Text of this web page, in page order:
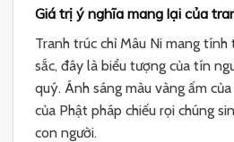
Giá trị ý nghĩa mang lại của
Tranh trúc chỉ Mâu Ni mang
sắc, đây là biểu tượng của tín
quý. Ánh sáng màu vàng ấm
của Phật pháp chiếu rọi chúng
con người.